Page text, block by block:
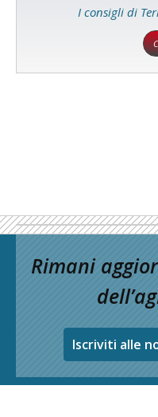
I consigli di
Rimani
Iscriviti alle